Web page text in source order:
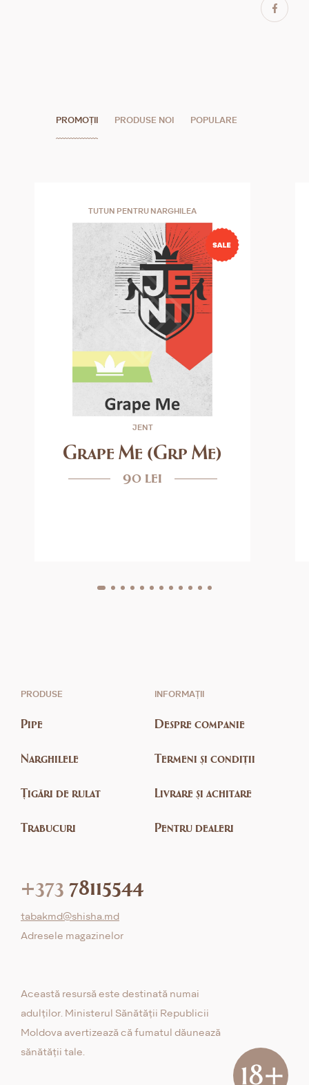
PROMOȚII PRODUSE NOI POPULARE
TUTUN PENTRU NARGHILEA
JENT
Grape Me (Grp Me)
90 lei
PRODUSE
Pipe
Narghilele
Țigări de rulat
Trabucuri
INFORMAȚII
Despre companie
Termeni și condiții
Livrare și achitare
Pentru dealeri
+373 78115544
tabakmd@shisha.md
Adresele magazinelor
Această resursă este destinată numai
adulților. Ministerul Sănătății Republicii
Moldova avertizează că fumatul dăunează
sănătății tale.